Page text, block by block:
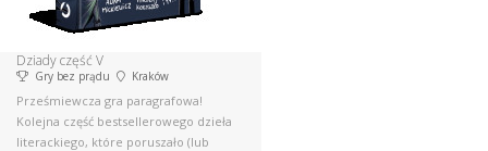
Dziady część V
Gry bez prądu Kraków
Prześmiewcza gra paragrafowa!
Kolejna część bestsellerowego dzieła
literackiego, które poruszało (lub